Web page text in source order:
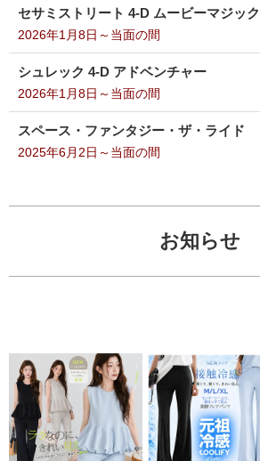
セサミストリート 4-D ムービーマジッ
2026年1月8日～当面の間
シュレック 4-D アドベンチャー
2026年1月8日～当面の間
スペース・ファンタジー・ザ・ライド
2025年6月2日～当面の間
お知らせ